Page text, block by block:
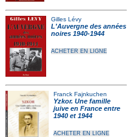
Gilles Lévy
L'Auvergne des années
noires 1940-1944
ACHETER EN LIGNE
Franck Fajnkuchen
Yzkor. Une famille
juive en France entre
1940 et 1944
ACHETER EN LIGNE